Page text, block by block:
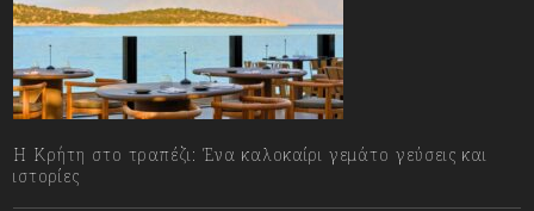
Η Κρήτη στο τραπέζι: Ένα καλοκαίρι γεμάτο γεύσεις και
ιστορίες